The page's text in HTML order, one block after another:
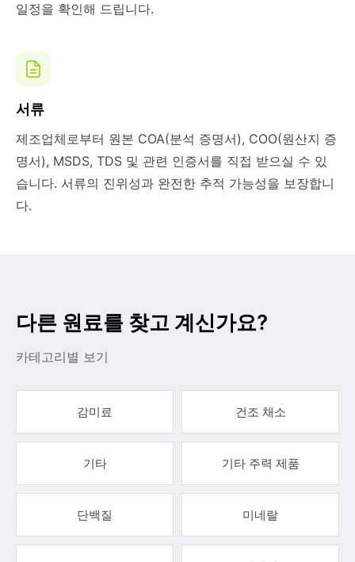
일정을 확인해 드립니다.
서류
제조업체로부터 원본 COA(분석 증명서), COO(원산지 증
명서), MSDS, TDS 및 관련 인증서를 직접 받으실 수 있
습니다. 서류의 진위성과 완전한 추적 가능성을 보장합니
다.
다른 원료를 찾고 계신가요?
카테고리별 보기
감미료 건조 채소
기타 기타 주력 제품
단백질 미네랄